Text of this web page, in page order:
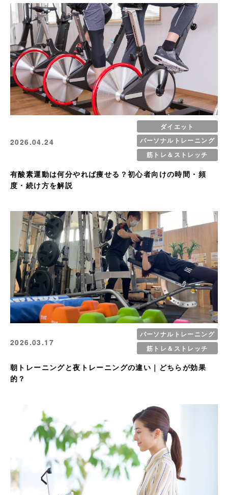
2026.04.24
ダイエット
パーソナルトレーニング
筋トレ＆ストレッチ
有酸素運動は何分やれば痩せる？初心者向けの時間・頻
度・続け方を解説
2026.03.17
パーソナルトレーニング
筋トレ＆ストレッチ
朝トレーニングと夜トレーニングの違い｜どちらが効果
的？